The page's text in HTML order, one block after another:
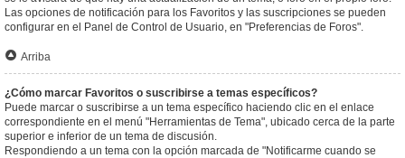
Las opciones de notificación para los Favoritos y las suscripciones se pueden
configurar en el Panel de Control de Usuario, en "Preferencias de Foros".
Arriba
¿Cómo marcar Favoritos o suscribirse a temas específicos?
Puede marcar o suscribirse a un tema específico haciendo clic en el enlace
correspondiente en el menú "Herramientas de Tema", ubicado cerca de la parte
superior e inferior de un tema de discusión.
Respondiendo a un tema con la opción marcada de "Notificarme cuando se